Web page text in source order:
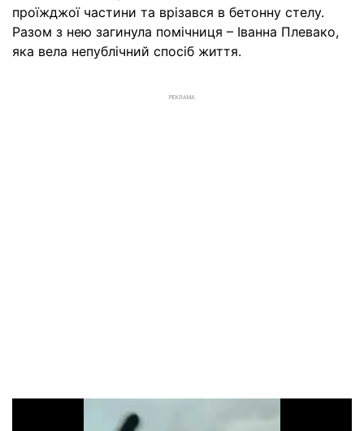
проїжджої частини та врізався в бетонну стелу.
Разом з нею загинула помічниця – Іванна Плевако,
яка вела непублічний спосіб життя.
РЕКЛАМА